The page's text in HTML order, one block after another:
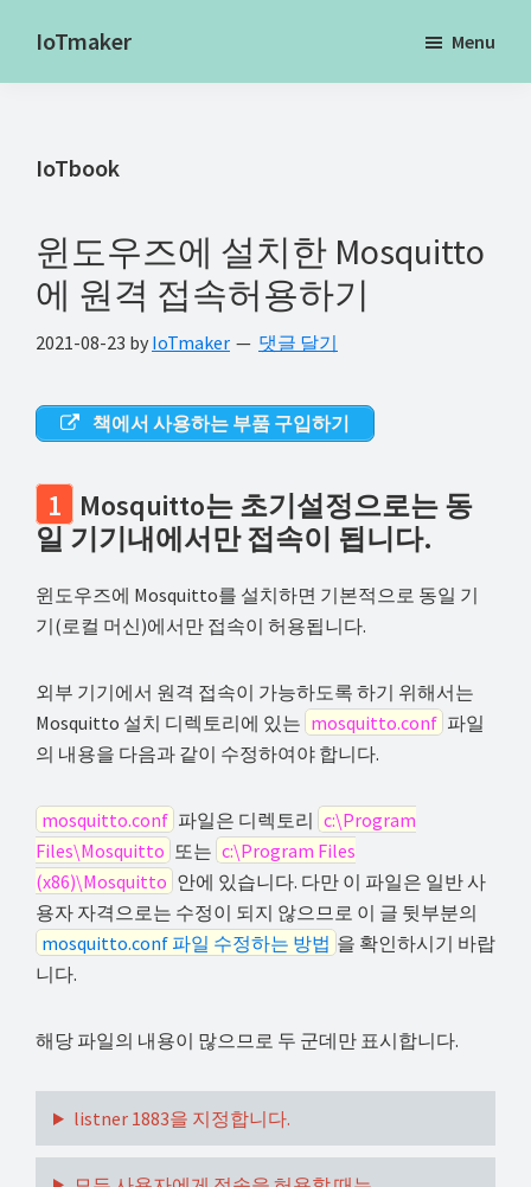
main
primary
footer
IoTmaker
터
에
대
한
모
것
여
기
서
해
결
하
요!
Menu
IoTbook
윈도우즈에 설치한 Mosquitto
에 원격 접속허용하기
2021-08-23 by IoTmaker 댓글 달기
책에서 사용하는 부품 구입하기
1 Mosquitto는 초기설정으로는 동
일 기기내에서만 접속이 됩니다.
윈도우즈에 Mosquitto를 설치하면 기본적으로 동일 기
기(로컬 머신)에서만 접속이 허용됩니다.
외부 기기에서 원격 접속이 가능하도록 하기 위해서는
Mosquitto 설치 디렉토리에 있는 mosquitto.conf 파일
의 내용을 다음과 같이 수정하여야 합니다.
mosquitto.conf 파일은 디렉토리 c:\Program
Files\Mosquitto 또는 c:\Program Files
(x86)\Mosquitto 안에 있습니다. 다만 이 파일은 일반 사
용자 자격으로는 수정이 되지 않으므로 이 글 뒷부분의
mosquitto.conf 파일 수정하는 방법 을 확인하시기 바랍
니다.
해당 파일의 내용이 많으므로 두 군데만 표시합니다.
listner 1883을 지정합니다.